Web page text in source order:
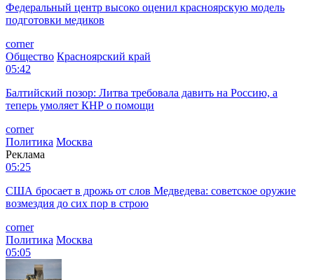
Федеральный центр высоко оценил красноярскую модель
подготовки медиков
corner
Общество Красноярский край
05:42
Балтийский позор: Литва требовала давить на Россию, а
теперь умоляет КНР о помощи
corner
Политика Москва
Реклама
05:25
США бросает в дрожь от слов Медведева: советское оружие
возмездия до сих пор в строю
corner
Политика Москва
05:05